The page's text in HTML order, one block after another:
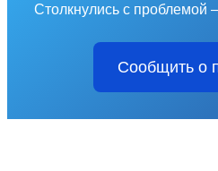
Столкнулись с проблемой
Сообщить о